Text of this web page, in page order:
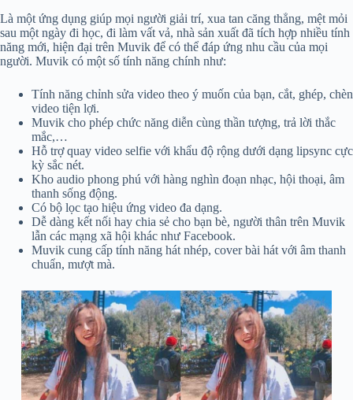
Là một ứng dụng giúp mọi người giải trí, xua tan căng thẳng, mệt mỏi
sau một ngày đi học, đi làm vất vả, nhà sản xuất đã tích hợp nhiều tính
năng mới, hiện đại trên Muvik để có thể đáp ứng nhu cầu của mọi
người. Muvik có một số tính năng chính như:
Tính năng chỉnh sửa video theo ý muốn của bạn, cắt, ghép, chèn
video tiện lợi.
Muvik cho phép chức năng diễn cùng thần tượng, trả lời thắc
mắc,…
Hỗ trợ quay video selfie với khẩu độ rộng dưới dạng lipsync cực
kỳ sắc nét.
Kho audio phong phú với hàng nghìn đoạn nhạc, hội thoại, âm
thanh sống động.
Có bộ lọc tạo hiệu ứng video đa dạng.
Dễ dàng kết nối hay chia sẻ cho bạn bè, người thân trên Muvik
lẫn các mạng xã hội khác như Facebook.
Muvik cung cấp tính năng hát nhép, cover bài hát với âm thanh
chuẩn, mượt mà.